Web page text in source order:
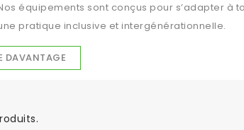
équipements sont conçus pour s’adapter à
pratique inclusive et intergénérationnelle.
de l’environnement
à partir de
offre complète pour des
DAVANTAGE